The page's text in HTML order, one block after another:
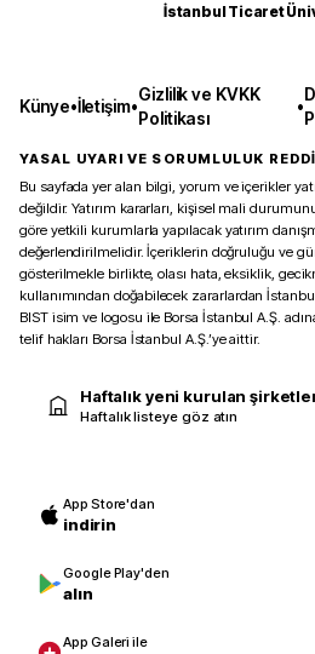
İstanbul Ticaret
Künye•İletişim•
Gizlilik ve KVKK
Politikası
•
YASAL UYARI VE SORUMLULUK REDDİ
Bu sayfada yer alan bilgi, yorum ve içerikler
değildir. Yatırım kararları, kişisel mali
göre yetkili kurumlarla yapılacak yatırım
değerlendirilmelidir. İçeriklerin doğruluğu ve
gösterilmekle birlikte, olası hata, eksiklik,
kullanımından doğabilecek zararlardan
BIST isim ve logosu ile Borsa İstanbul A.Ş.
telif hakları Borsa İstanbul A.Ş.’ye aittir.
Haftalık yeni kurulan
Haftalık listeye göz atın
App Store'dan
indirin
Google Play'den
alın
App Galeri ile